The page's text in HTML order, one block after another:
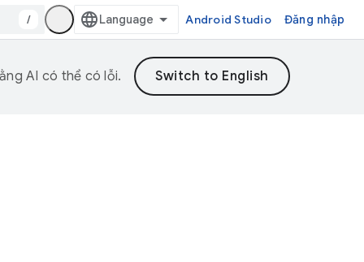
/ Android Studio Đăng nhập
AI có thể có lỗi.